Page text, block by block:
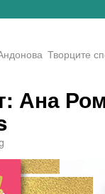
Творците
Ана